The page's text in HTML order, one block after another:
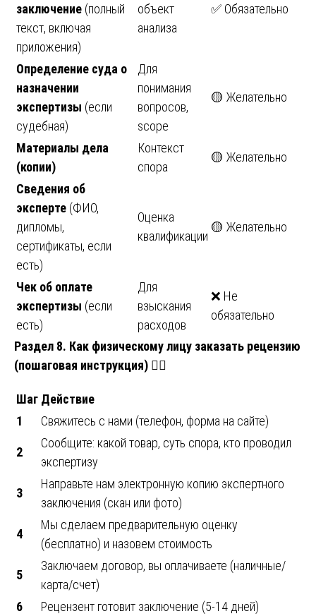
заключение (полный
текст, включая
приложения)
объект
анализа
✅ Обязательно
Определение суда о
назначении
экспертизы (если
судебная)
Для
понимания
вопросов,
scope
🟡 Желательно
Материалы дела
(копии)
Контекст
спора
🟡 Желательно
Сведения об
эксперте (ФИО,
дипломы,
сертификаты, если
есть)
Оценка
квалификации
🟡 Желательно
Чек об оплате
экспертизы (если
есть)
Для
взыскания
расходов
❌ Не
обязательно
Раздел 8. Как физическому лицу заказать рецензию
(пошаговая инструкция) 🚶‍♂️
Шаг Действие
1
Свяжитесь с нами (телефон, форма на сайте)
2
Сообщите: какой товар, суть спора, кто проводил
экспертизу
3
Направьте нам электронную копию экспертного
заключения (скан или фото)
4
Мы сделаем предварительную оценку
(бесплатно) и назовем стоимость
5
Заключаем договор, вы оплачиваете (наличные/
карта/счет)
6
Рецензент готовит заключение (5-14 дней)